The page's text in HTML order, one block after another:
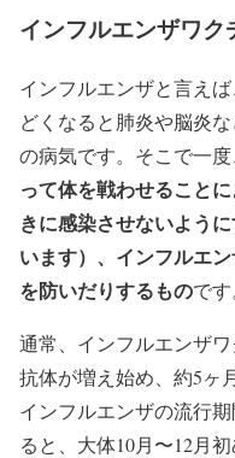
インフルエンザワク
インフルエンザと言え
どくなると肺炎や脳炎
の病気です。そこで一度
って体を戦わせること
きに感染させないよう
います）、インフルエ
を防いだりするものです
通常、インフルエンザ
抗体が増え始め、約5ヶ
インフルエンザの流行
ると、大体10月〜12月